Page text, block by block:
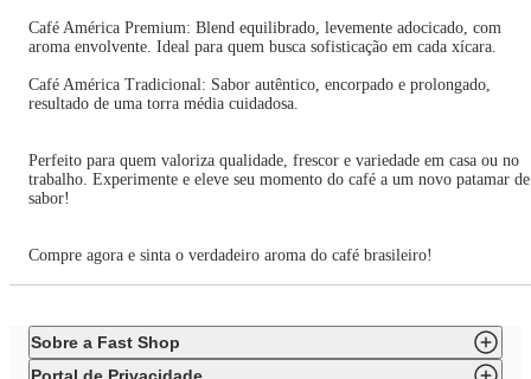
Café América Premium: Blend equilibrado, levemente adocicado, com
aroma envolvente. Ideal para quem busca sofisticação em cada xícara.
Café América Tradicional: Sabor autêntico, encorpado e prolongado,
resultado de uma torra média cuidadosa.
Perfeito para quem valoriza qualidade, frescor e variedade em casa ou no
trabalho. Experimente e eleve seu momento do café a um novo patamar de
sabor!
Compre agora e sinta o verdadeiro aroma do café brasileiro!
Sobre a Fast Shop